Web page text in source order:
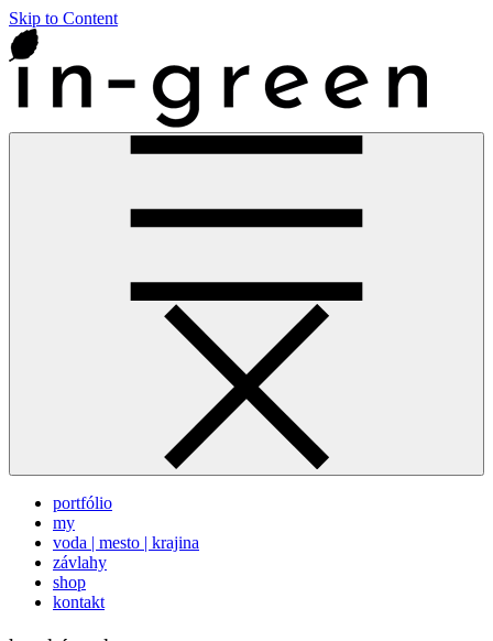
Skip to Content
portfólio
my
voda | mesto | krajina
závlahy
shop
kontakt